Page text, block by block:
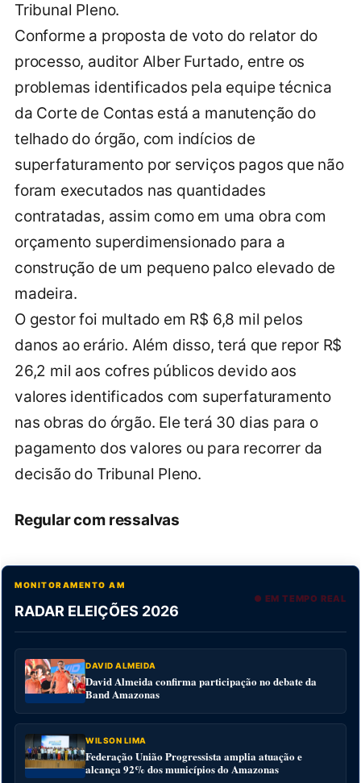
Tribunal Pleno.
Conforme a proposta de voto do relator do
processo, auditor Alber Furtado, entre os
problemas identificados pela equipe técnica
da Corte de Contas está a manutenção do
telhado do órgão, com indícios de
superfaturamento por serviços pagos que não
foram executados nas quantidades
contratadas, assim como em uma obra com
orçamento superdimensionado para a
construção de um pequeno palco elevado de
madeira.
O gestor foi multado em R$ 6,8 mil pelos
danos ao erário. Além disso, terá que repor R$
26,2 mil aos cofres públicos devido aos
valores identificados com superfaturamento
nas obras do órgão. Ele terá 30 dias para o
pagamento dos valores ou para recorrer da
decisão do Tribunal Pleno.
Regular com ressalvas
MONITORAMENTO AM
RADAR ELEIÇÕES 2026
● EM TEMPO REAL
DAVID ALMEIDA
David Almeida confirma participação no debate da
Band Amazonas
WILSON LIMA
Federação União Progressista amplia atuação e
alcança 92% dos municípios do Amazonas